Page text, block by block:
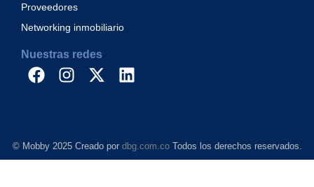
Proveedores
Networking inmobiliario
Nuestras redes
© Mobby 2025 Creado por dbg.com.coTodos los derechos reservados.